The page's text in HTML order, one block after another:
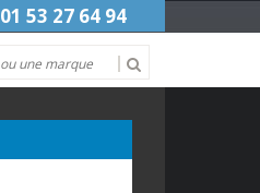
01 53 27 64 94